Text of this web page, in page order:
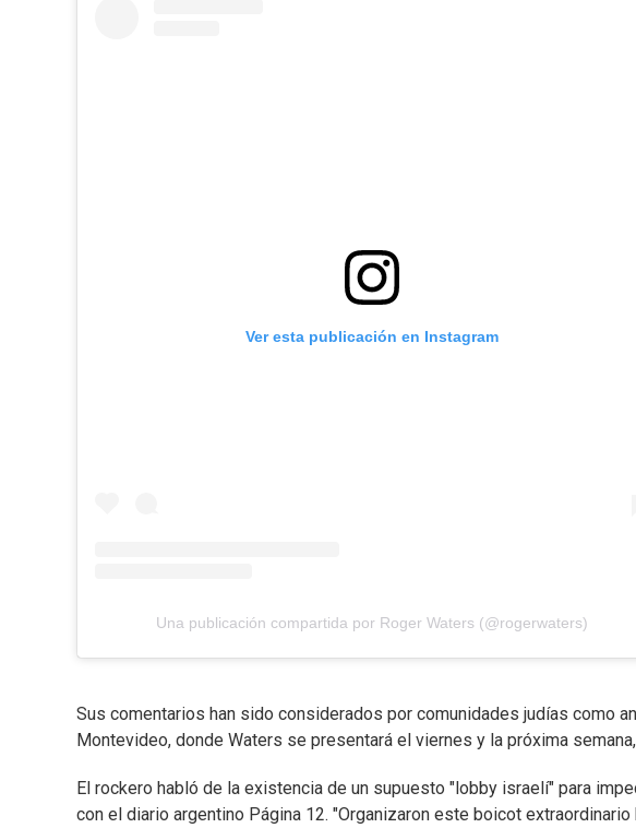
Ver esta publicación en Instagram
Una publicación compartida por Roger Waters (@rogerwaters)
Sus comentarios han sido considerados por comunidades judías como
Montevideo, donde Waters se presentará el viernes y la próxima
El rockero habló de la existencia de un supuesto "lobby israelí" para
con el diario argentino Página 12. "Organizaron este boicot